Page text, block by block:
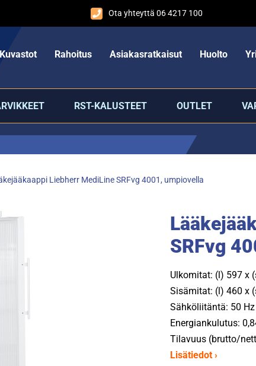
Ota yhteyttä 06 4217 100
Kuvastot Rahoitus Asiakasratkaisut Huolto
RST-KALUSTEET OUTLET
Liebherr MediLine SRFvg 4001, umpiovella
SRFvg
Ulkomitat: (l) 597 x
Sisämitat: (l) 460 x
Sähköliitäntä: 50
Energiankulutus:
Tilavuus (brutto/
Lisätiedot ›